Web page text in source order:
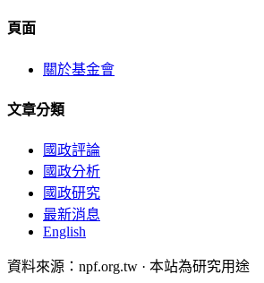
頁面
關於基金會
文章分類
國政評論
國政分析
國政研究
最新消息
English
資料來源：npf.org.tw · 本站為研究用途